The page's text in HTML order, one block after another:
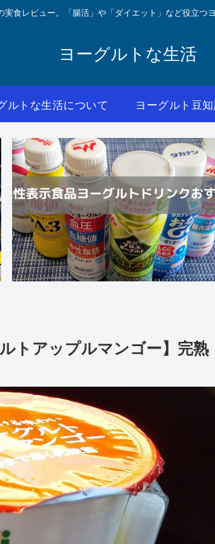
実食レビュー。「腸活」や「ダイエット」など役立つ
ヨーグルトな生活
ルトな生活について ヨーグルト豆
トアップルマンゴー】完熟